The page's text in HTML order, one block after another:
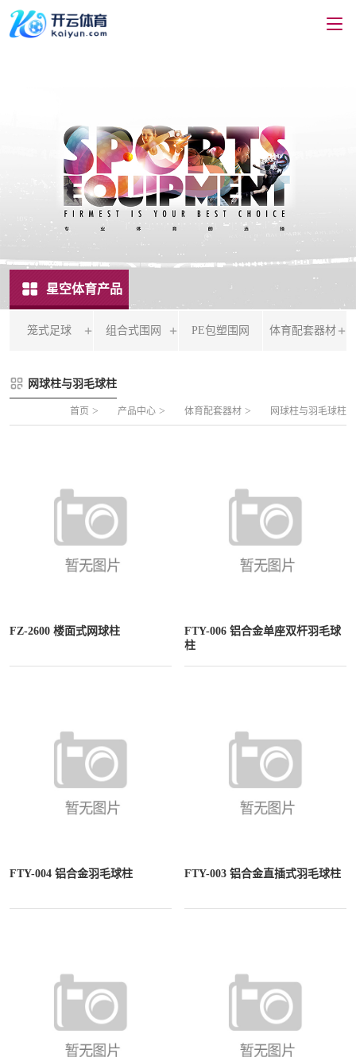
星空体育产品
笼式足球
FLZ-B 夹芯板笼式足球
FLZ-C 半格栅笼式足球
组合式围网
方管组合式围网
片装组合式围网
PE包塑围网 体育配套器材
网球柱与羽毛球柱
首页 > 产品中心 > 体育配套器材 > 网球柱与羽毛球柱
FZ-2600 楼面式网球柱
FTY-006 铝合金单座双杆羽毛球
柱
FTY-004 铝合金羽毛球柱 FTY-003 铝合金直插式羽毛球柱